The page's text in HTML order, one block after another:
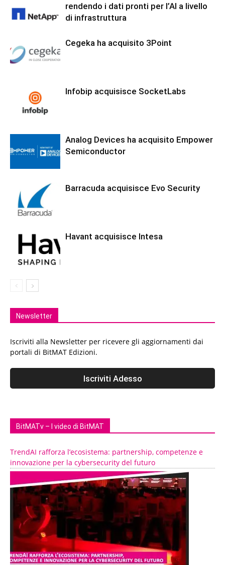
rendendo i dati pronti per l’AI a livello
di infrastruttura
Cegeka ha acquisito 3Point
Infobip acquisisce SocketLabs
Analog Devices ha acquisito Empower
Semiconductor
Barracuda acquisisce Evo Security
Havant acquisisce Intesa
Newsletter
Iscriviti alla Newsletter per ricevere gli aggiornamenti dai
portali di BitMAT Edizioni.
BitMATv – I video di BitMAT
TrendAI rafforza l’ecosistema: partnership, competenze e
innovazione per la cybersecurity del futuro